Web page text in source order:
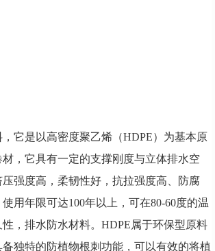
它是以高密度聚乙烯（HDPE）为基本原
，它具有一定的支撑刚度与立体排水空
强度高，柔韧性好，抗拉强度高、防腐
用年限可达100年以上，可在80-60度的温
，排水防水材料。HDPE属于环保型原料
独特的防植物根刺功能，可以有效的将植